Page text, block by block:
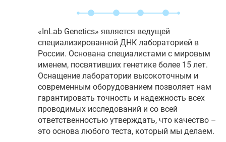
«InLab Genetics» является ведущей
специализированной ДНК лабораторией в
России. Основана специалистами с мировым
именем, посвятивших генетике более 15 лет.
Оснащение лаборатории высокоточным и
современным оборудованием позволяет нам
гарантировать точность и надежность всех
проводимых исследований и со всей
ответственностью утверждать, что качество –
это основа любого теста, который мы делаем.